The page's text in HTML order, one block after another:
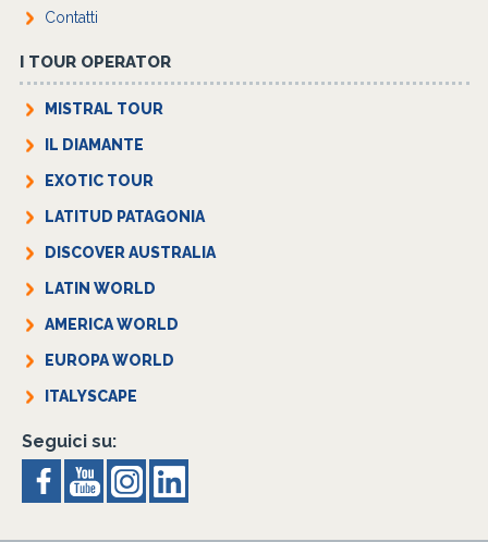
Contatti
I TOUR OPERATOR
MISTRAL TOUR
IL DIAMANTE
EXOTIC TOUR
LATITUD PATAGONIA
DISCOVER AUSTRALIA
LATIN WORLD
AMERICA WORLD
EUROPA WORLD
ITALYSCAPE
Seguici su: